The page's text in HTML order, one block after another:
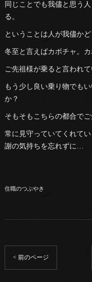
同じことでも我儘と思う
る。
ということは人が我儘か
冬至と言えばカボチャ。
ご先祖様が乗ると言われ
もう少し良い乗り物でも
か？
そもそもこちらの都合で
常に見守っていてくれて
謝の気持ちを忘れずに…
住職のつぶやき
< 前のページ